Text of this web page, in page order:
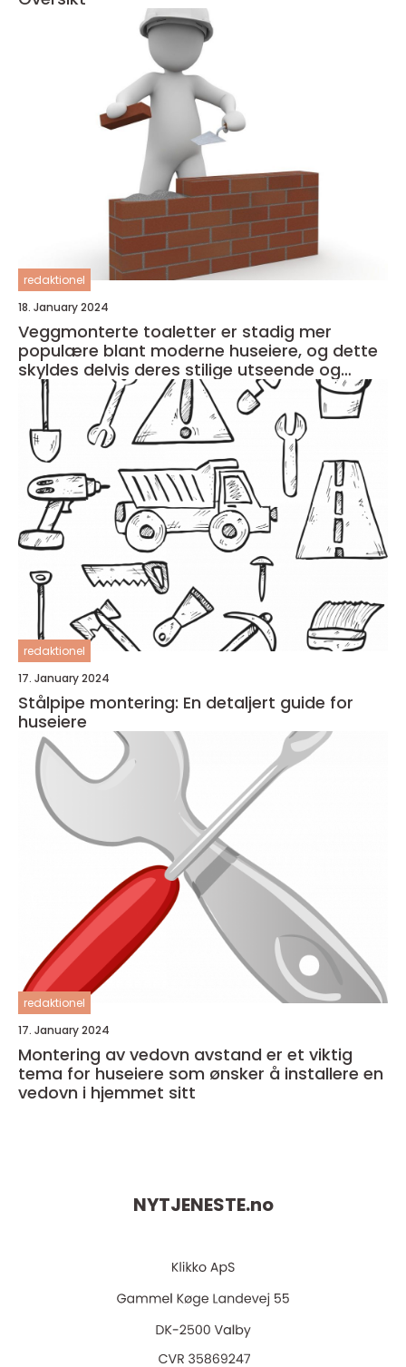
redaktionel
18. January 2024
Veggmonterte toaletter er stadig mer
populære blant moderne huseiere, og dette
skyldes delvis deres stilige utseende og
plassbesparende design
redaktionel
17. January 2024
Stålpipe montering: En detaljert guide for
huseiere
redaktionel
17. January 2024
Montering av vedovn avstand er et viktig
tema for huseiere som ønsker å installere en
vedovn i hjemmet sitt
NYTJENESTE.no